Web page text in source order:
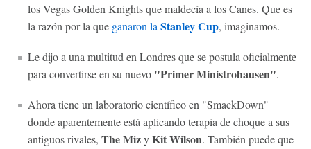
los Vegas Golden Knights que maldecía a los Canes. Que es
la razón por la que ganaron la Stanley Cup, imaginamos.
Le dijo a una multitud en Londres que se postula oficialmente
para convertirse en su nuevo "Primer Ministrohausen".
Ahora tiene un laboratorio científico en "SmackDown"
donde aparentemente está aplicando terapia de choque a sus
antiguos rivales, The MizyKit Wilson. También puede que